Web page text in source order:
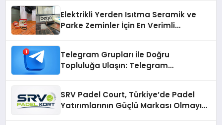
Elektrikli Yerden Isıtma Seramik ve
Parke Zeminler İçin En Verimli
Telegram Grupları ile Doğru
Topluluğa Ulaşın: Telegram
SRV Padel Court, Türkiye’de Padel
Yatırımlarının Güçlü Markası Olmayı